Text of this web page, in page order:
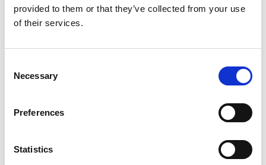
provided to them or that they’ve collected from your use
of their services.
Selection
Necessary
Preferences
Statistics
Café och Restaurang
pasta, matiga mackor eller en fika och samtidigt
finns också glass som smakar bra efter en vandring
Segelflyg
introducerades på 30-talet. Segelflyget är lika aktivt nu